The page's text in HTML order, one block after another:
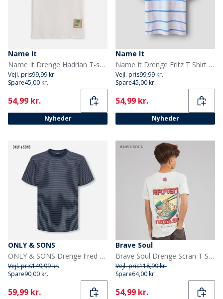
Name It
Name It Drenge Hadrian T-shirt Cloud Dancer/Football
Vejl. pris99,99 kr.
Spare45,00 kr.
Current
54,99 kr.
Nyheder
Name It
Name It Drenge Fritz T Shirt Light Grey Melange
Vejl. pris99,99 kr.
Spare45,00 kr.
Current
54,99 kr.
Nyheder
ONLY & SONS
ONLY & SONS Drenge Fred Liv T Shirt Navy Blazer
Vejl. pris149,99 kr.
Spare90,00 kr.
Current
59,99 kr.
Brave Soul
Brave Soul Drenge Scran T Shirt Ecru Marl/Multi Farve
Vejl. pris118,99 kr.
Spare64,00 kr.
Current
54,99 kr.